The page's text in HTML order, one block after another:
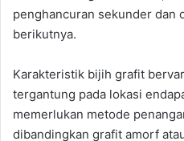
penghancuran sekunder dan
berikutnya.
Karakteristik bijih grafit
tergantung pada lokasi
memerlukan metode
dibandingkan grafit amorf